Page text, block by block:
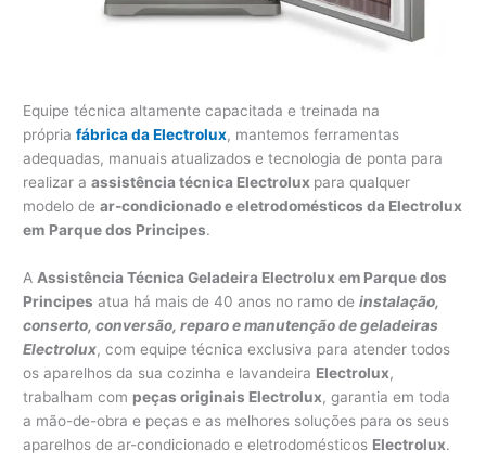
Equipe técnica altamente capacitada e treinada na
própriafábrica da Electrolux, mantemos ferramentas
adequadas, manuais atualizados e tecnologia de ponta para
realizar aassistência técnica Electrolux para qualquer
modelo dear-condicionado e eletrodomésticos da Electrolux
em Parque dos Principes.
A Assistência Técnica Geladeira Electrolux em Parque dos
Principes atua há mais de 40 anos no ramo deinstalação,
conserto, conversão, reparo e manutenção de geladeiras
Electrolux, com equipe técnica exclusiva para atender todos
os aparelhos da sua cozinha e lavandeira Electrolux,
trabalham com peças originais Electrolux, garantia em toda
a mão-de-obra e peças e as melhores soluções para os seus
aparelhos de ar-condicionado e eletrodomésticos Electrolux.